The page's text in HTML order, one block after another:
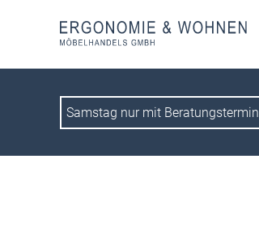
Samstag nur mit Beratungstermin